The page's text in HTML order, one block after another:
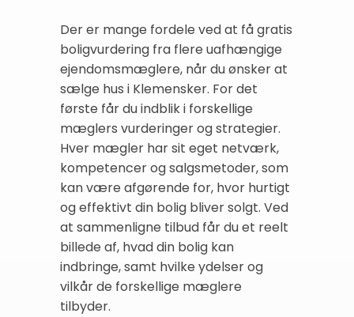
Der er mange fordele ved at få gratis
boligvurdering fra flere uafhængige
ejendomsmæglere, når du ønsker at
sælge hus i Klemensker. For det
første får du indblik i forskellige
mæglers vurderinger og strategier.
Hver mægler har sit eget netværk,
kompetencer og salgsmetoder, som
kan være afgørende for, hvor hurtigt
og effektivt din bolig bliver solgt. Ved
at sammenligne tilbud får du et reelt
billede af, hvad din bolig kan
indbringe, samt hvilke ydelser og
vilkår de forskellige mæglere
tilbyder.